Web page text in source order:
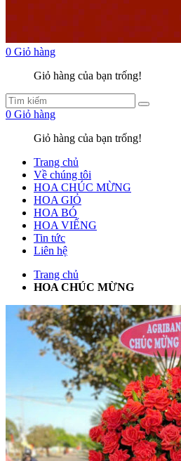
0 Giỏ hàng
Giỏ hàng của bạn trống!
0 Giỏ hàng
Giỏ hàng của bạn trống!
Trang chủ
Về chúng tôi
HOA CHÚC MỪNG
HOA GIỎ
HOA BÓ
HOA VIẾNG
Tin tức
Liên hệ
Trang chủ
HOA CHÚC MỪNG